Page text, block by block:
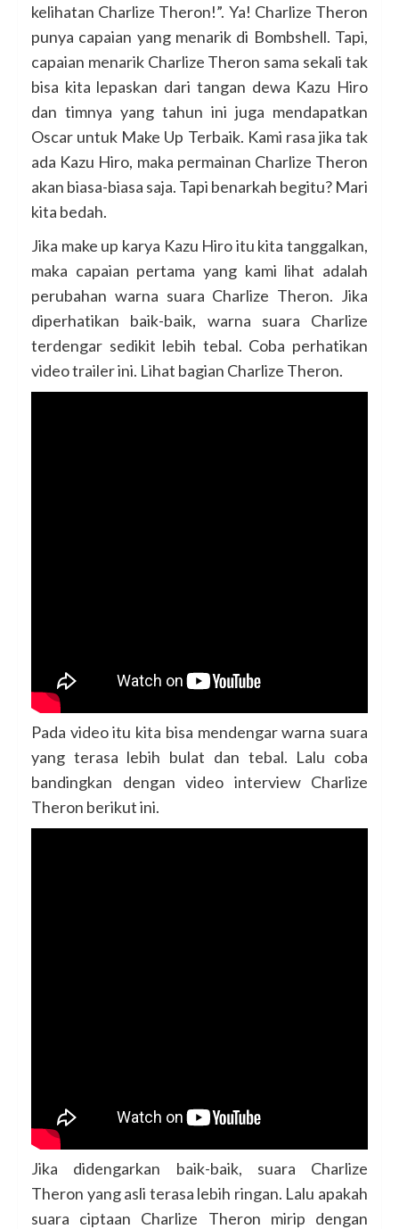
kelihatan Charlize Theron!”. Ya! Charlize Theron
punya capaian yang menarik di Bombshell. Tapi,
capaian menarik Charlize Theron sama sekali tak
bisa kita lepaskan dari tangan dewa Kazu Hiro
dan timnya yang tahun ini juga mendapatkan
Oscar untuk Make Up Terbaik. Kami rasa jika tak
ada Kazu Hiro, maka permainan Charlize Theron
akan biasa-biasa saja. Tapi benarkah begitu? Mari
kita bedah.
Jika make up karya Kazu Hiro itu kita tanggalkan,
maka capaian pertama yang kami lihat adalah
perubahan warna suara Charlize Theron. Jika
diperhatikan baik-baik, warna suara Charlize
terdengar sedikit lebih tebal. Coba perhatikan
video trailer ini. Lihat bagian Charlize Theron.
Pada video itu kita bisa mendengar warna suara
yang terasa lebih bulat dan tebal. Lalu coba
bandingkan dengan video interview Charlize
Theron berikut ini.
Jika didengarkan baik-baik, suara Charlize
Theron yang asli terasa lebih ringan. Lalu apakah
suara ciptaan Charlize Theron mirip dengan